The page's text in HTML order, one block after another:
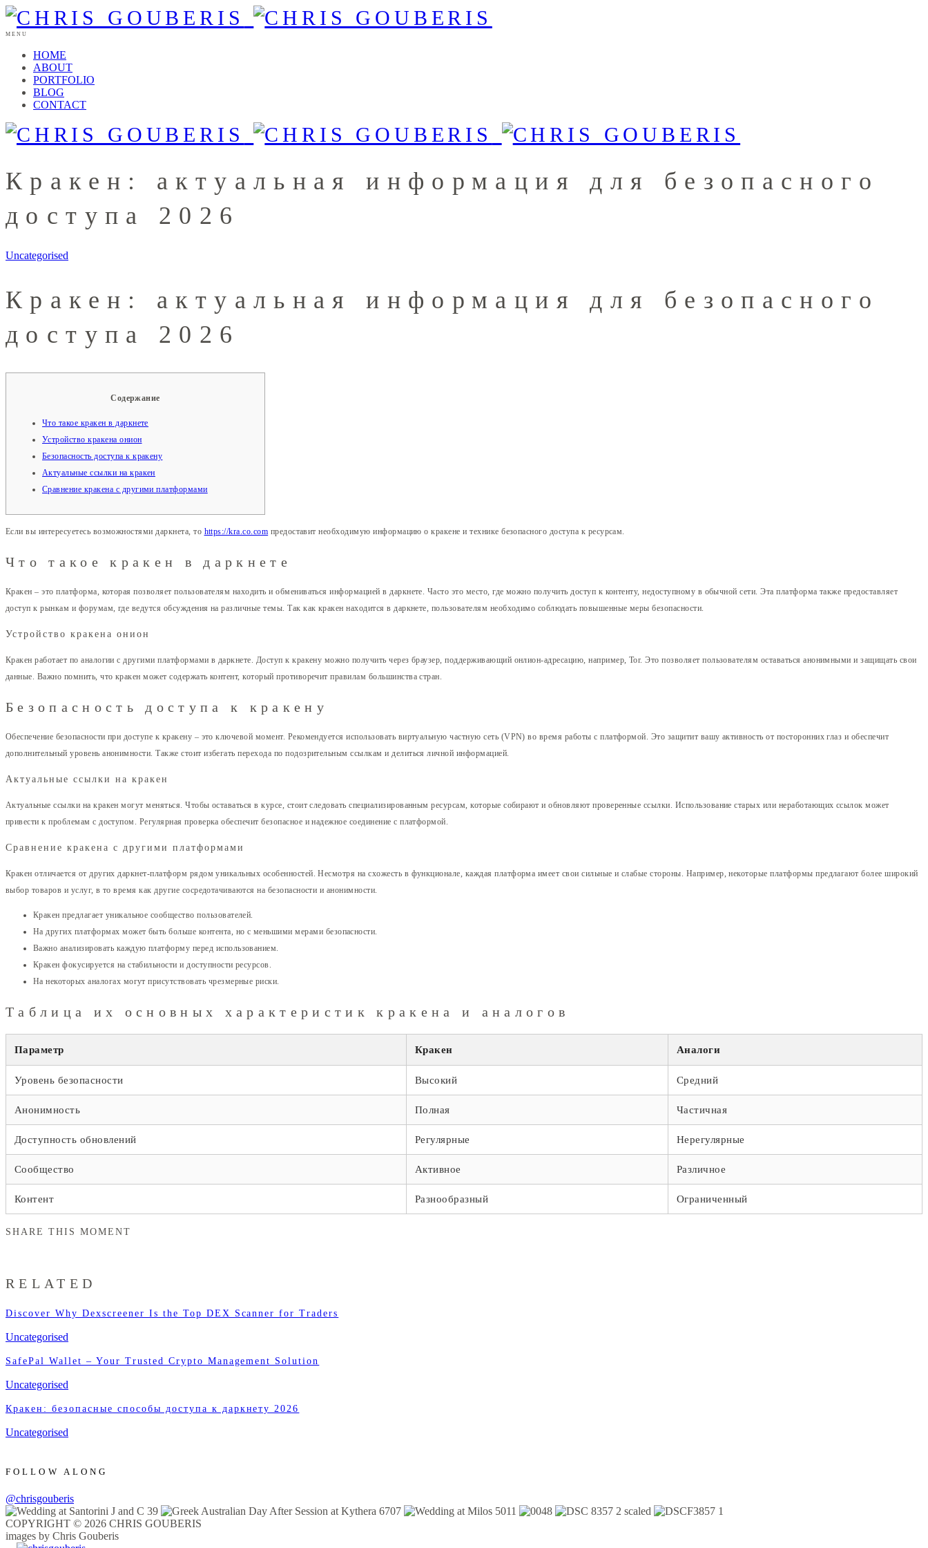
MENU
HOME
ABOUT
PORTFOLIO
BLOG
CONTACT
Кракен: актуальная информация для безопасного
доступа 2026
Uncategorised
Кракен: актуальная информация для безопасного
доступа 2026
Содержание
Что такое кракен в даркнете
Устройство кракена онион
Безопасность доступа к кракену
Актуальные ссылки на кракен
Сравнение кракена с другими платформами
Если вы интересуетесь возможностями даркнета, то https://kra.co.com предоставит необходимую информацию о кракене и технике безопасного доступа к ресурсам.
Что такое кракен в даркнете
Кракен – это платформа, которая позволяет пользователям находить и обмениваться информацией в даркнете. Часто это место, где можно получить доступ к контенту, недоступному в обычной сети. Эта платформа также предоставляет
доступ к рынкам и форумам, где ведутся обсуждения на различные темы. Так как кракен находится в даркнете, пользователям необходимо соблюдать повышенные меры безопасности.
Устройство кракена онион
Кракен работает по аналогии с другими платформами в даркнете. Доступ к кракену можно получить через браузер, поддерживающий онлион-адресацию, например, Tor. Это позволяет пользователям оставаться анонимными и защищать свои
данные. Важно помнить, что кракен может содержать контент, который противоречит правилам большинства стран.
Безопасность доступа к кракену
Обеспечение безопасности при доступе к кракену – это ключевой момент. Рекомендуется использовать виртуальную частную сеть (VPN) во время работы с платформой. Это защитит вашу активность от посторонних глаз и обеспечит
дополнительный уровень анонимности. Также стоит избегать перехода по подозрительным ссылкам и делиться личной информацией.
Актуальные ссылки на кракен
Актуальные ссылки на кракен могут меняться. Чтобы оставаться в курсе, стоит следовать специализированным ресурсам, которые собирают и обновляют проверенные ссылки. Использование старых или неработающих ссылок может
привести к проблемам с доступом. Регулярная проверка обеспечит безопасное и надежное соединение с платформой.
Сравнение кракена с другими платформами
Кракен отличается от других даркнет-платформ рядом уникальных особенностей. Несмотря на схожесть в функционале, каждая платформа имеет свои сильные и слабые стороны. Например, некоторые платформы предлагают более широкий
выбор товаров и услуг, в то время как другие сосредотачиваются на безопасности и анонимности.
Кракен предлагает уникальное сообщество пользователей.
На других платформах может быть больше контента, но с меньшими мерами безопасности.
Важно анализировать каждую платформу перед использованием.
Кракен фокусируется на стабильности и доступности ресурсов.
На некоторых аналогах могут присутствовать чрезмерные риски.
Таблица их основных характеристик кракена и аналогов
Параметр Кракен Аналоги
Уровень безопасности Высокий Средний
Анонимность Полная Частичная
Доступность обновлений Регулярные Нерегулярные
Сообщество Активное Различное
Контент Разнообразный Ограниченный
SHARE THIS MOMENT
RELATED
Discover Why Dexscreener Is the Top DEX Scanner for Traders
Uncategorised
SafePal Wallet – Your Trusted Crypto Management Solution
Uncategorised
Кракен: безопасные способы доступа к даркнету 2026
Uncategorised
FOLLOW ALONG
@chrisgouberis
COPYRIGHT © 2026 CHRIS GOUBERIS
images by Chris Gouberis